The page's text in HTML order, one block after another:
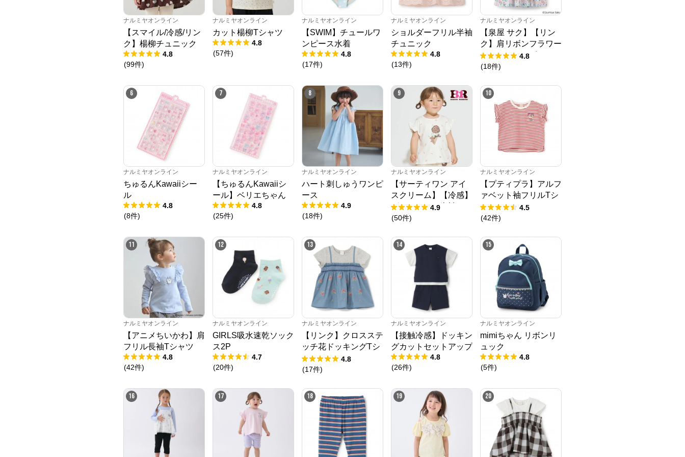
ナルミヤオンライン
【スマイル/冷感/リン
ク】楊柳チュニック
4.8
(99件)
ナルミヤオンライン
カット楊柳Tシャツ
4.8
(57件)
ナルミヤオンライン
【SWIM】チュールワ
ンピース水着
4.8
(17件)
ナルミヤオンライン
ショルダーフリル半袖
チュニック
4.8
(13件)
ナルミヤオンライン
【泉屋 サク】【リン
ク】肩リボンフラワー
キャットワンピース
4.8
(18件)
6
ナルミヤオンライン
ちゅるんKawaiiシー
ル
4.8
(8件)
7
ナルミヤオンライン
【ちゅるんKawaiiシ
ール】ベリエちゃん
4.8
(25件)
8
ナルミヤオンライン
ハート刺しゅうワンピ
ース
4.9
(18件)
9
ナルミヤオンライン
【サーティワン アイ
スクリーム】【冷感】
グラフィック半袖Tシ
ャツ
4.9
(50件)
10
ナルミヤオンライン
【プティプラ】アルフ
ァベット袖フリルTシ
ャツ
4.5
(42件)
11
ナルミヤオンライン
【アニメちいかわ】肩
フリル長袖Tシャツ
4.8
(42件)
12
ナルミヤオンライン
GIRLS吸水速乾ソック
ス2P
4.7
(20件)
13
ナルミヤオンライン
【リンク】クロスステ
ッチ花ドッキングTシ
ャツ
4.8
(17件)
14
ナルミヤオンライン
【接触冷感】ドッキン
グカットセットアップ
4.8
(26件)
15
ナルミヤオンライン
mimiちゃん リボンリ
ュック
4.8
(5件)
16 17 18 19 20